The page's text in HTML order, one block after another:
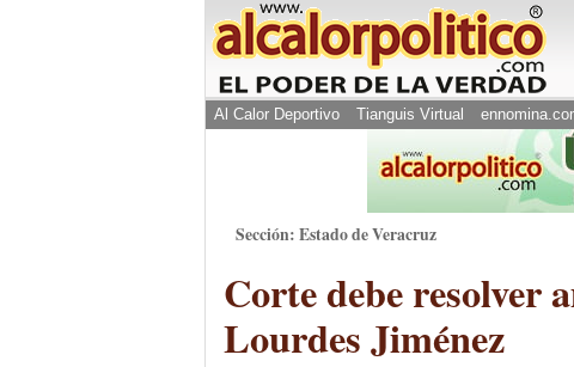
Al Calor Deportivo Tianguis Virtual
Sección: Estado de Veracruz
Corte debe resolver
Lourdes Jiménez